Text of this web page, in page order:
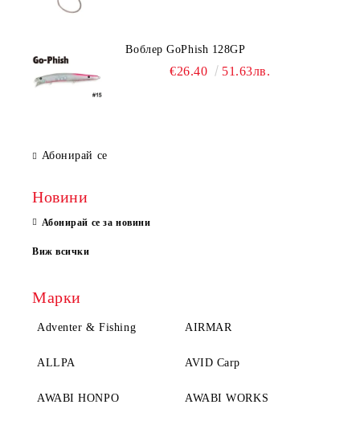
Воблер GoPhish 128GP
€26.40 51.63лв.
Абонирай се
Новини
Абонирай се за новини
Виж всички
Марки
Adventer & Fishing AIRMAR
ALLPA AVID Carp
AWABI HONPO AWABI WORKS